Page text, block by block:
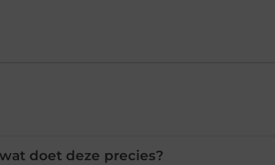
doet deze precies?